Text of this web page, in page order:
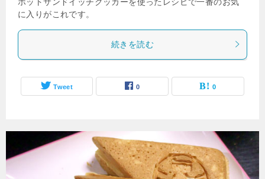
に入りがこれです。
続きを読む
Tweet 0 0